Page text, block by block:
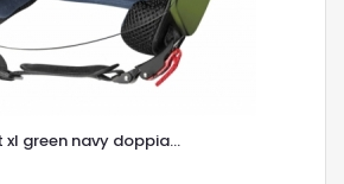
green navy doppia...